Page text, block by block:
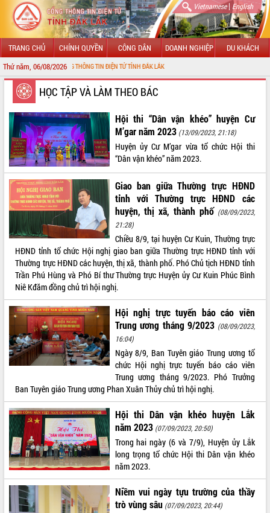
Vietnamese| English
TRANG CHỦ CHÍNH QUYỀN CÔNG DÂN DOANH NGHIỆP DU KHÁCH
Thứ năm, 06/08/2026
VỚI CỔNG THÔNG TIN ĐIỆN TỬ TỈNH ĐẮK LẮK
GIỚI THIỆU
LÃNH ĐẠO UBND TỈNH
TIN TỨC SỰ KIỆN
SỞ, BAN, NGÀNH
UBND CÁC XÃ, PHƯỜNG
THÔNG TIN CHỈ ĐẠO ĐIỀU HÀNH
HỆ THỐNG VĂN BẢN
VĂN BẢN HĐND TỈNH
ĐIỂM TIN VĂN BẢN
QUY HOẠCH - KẾ HOẠCH
HỌC TẬP VÀ LÀM THEO BÁC
Hội thi “Dân vận khéo” huyện Cư
M’gar năm 2023 (13/09/2023, 21:18)
Huyện ủy Cư M’gar vừa tổ chức Hội thi
“Dân vận khéo” năm 2023.
Giao ban giữa Thường trực HĐND
tỉnh với Thường trực HĐND các
huyện, thị xã, thành phố (08/09/2023,
21:28)
Chiều 8/9, tại huyện Cư Kuin, Thường trực
HĐND tỉnh tổ chức Hội nghị giao ban giữa Thường trực HĐND tỉnh với
Thường trực HĐND các huyện, thị xã, thành phố. Phó Chủ tịch HĐND tỉnh
Trần Phú Hùng và Phó Bí thư Thường trực Huyện ủy Cư Kuin Phúc Bình
Niê Kđăm đồng chủ trì hội nghị.
Hội nghị trực tuyến báo cáo viên
Trung ương tháng 9/2023 (08/09/2023,
16:04)
Ngày 8/9, Ban Tuyên giáo Trung ương tổ
chức Hội nghị trực tuyến báo cáo viên
Trung ương tháng 9/2023. Phó Trưởng
Ban Tuyên giáo Trung ương Phan Xuân Thủy chủ trì hội nghị.
Hội thi Dân vận khéo huyện Lắk
năm 2023 (07/09/2023, 20:50)
Trong hai ngày (6 và 7/9), Huyện ủy Lắk
long trọng tổ chức Hội thi Dân vận khéo
năm 2023.
Niềm vui ngày tựu trường của thầy
trò vùng sâu (07/09/2023, 20:44)